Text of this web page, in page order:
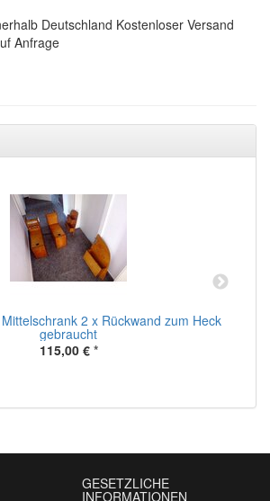
Deutschland Kostenloser Versand
Anfrage
2 x Rückwand zum Heck
gebraucht
115,00 € *
GESETZLICHE
INFORMATIONEN